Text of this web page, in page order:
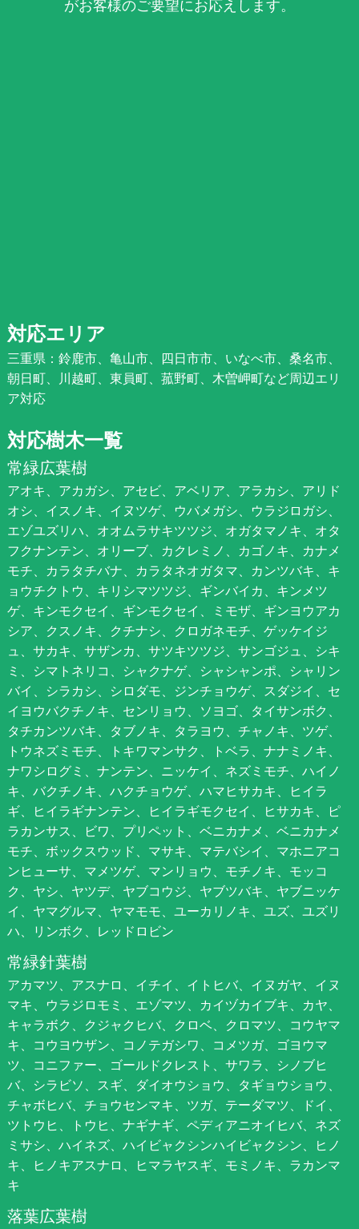
がお客様のご要望にお応えします。
対応エリア
三重県：鈴鹿市、亀山市、四日市市、いなべ市、桑名市、
朝日町、川越町、東員町、菰野町、木曽岬町など周辺エリ
ア対応
対応樹木一覧
常緑広葉樹
アオキ、アカガシ、アセビ、アベリア、アラカシ、アリド
オシ、イスノキ、イヌツゲ、ウバメガシ、ウラジロガシ、
エゾユズリハ、オオムラサキツツジ、オガタマノキ、オタ
フクナンテン、オリーブ、カクレミノ、カゴノキ、カナメ
モチ、カラタチバナ、カラタネオガタマ、カンツバキ、キ
ョウチクトウ、キリシマツツジ、ギンバイカ、キンメツ
ゲ、キンモクセイ、ギンモクセイ、ミモザ、ギンヨウアカ
シア、クスノキ、クチナシ、クロガネモチ、ゲッケイジ
ュ、サカキ、サザンカ、サツキツツジ、サンゴジュ、シキ
ミ、シマトネリコ、シャクナゲ、シャシャンポ、シャリン
バイ、シラカシ、シロダモ、ジンチョウゲ、スダジイ、セ
イヨウバクチノキ、センリョウ、ソヨゴ、タイサンボク、
タチカンツバキ、タブノキ、タラヨウ、チャノキ、ツゲ、
トウネズミモチ、トキワマンサク、トベラ、ナナミノキ、
ナワシログミ、ナンテン、ニッケイ、ネズミモチ、ハイノ
キ、バクチノキ、ハクチョウゲ、ハマヒサカキ、ヒイラ
ギ、ヒイラギナンテン、ヒイラギモクセイ、ヒサカキ、ピ
ラカンサス、ビワ、プリペット、ベニカナメ、ベニカナメ
モチ、ボックスウッド、マサキ、マテバシイ、マホニアコ
ンヒューサ、マメツゲ、マンリョウ、モチノキ、モッコ
ク、ヤシ、ヤツデ、ヤブコウジ、ヤブツバキ、ヤブニッケ
イ、ヤマグルマ、ヤマモモ、ユーカリノキ、ユズ、ユズリ
ハ、リンボク、レッドロビン
常緑針葉樹
アカマツ、アスナロ、イチイ、イトヒバ、イヌガヤ、イヌ
マキ、ウラジロモミ、エゾマツ、カイヅカイブキ、カヤ、
キャラボク、クジャクヒバ、クロベ、クロマツ、コウヤマ
キ、コウヨウザン、コノテガシワ、コメツガ、ゴヨウマ
ツ、コニファー、ゴールドクレスト、サワラ、シノブヒ
バ、シラビソ、スギ、ダイオウショウ、タギョウショウ、
チャボヒバ、チョウセンマキ、ツガ、テーダマツ、ドイ、
ツトウヒ、トウヒ、ナギナギ、ペディアニオイヒバ、ネズ
ミサシ、ハイネズ、ハイビャクシンハイビャクシン、ヒノ
キ、ヒノキアスナロ、ヒマラヤスギ、モミノキ、ラカンマ
キ
落葉広葉樹